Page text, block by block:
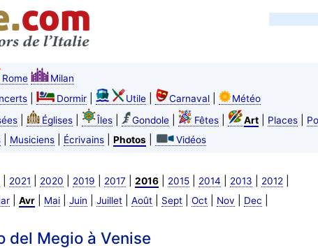
Rome
Milan
| Dormir| Utile| Carnaval|
Météo
| Églises| Îles| Gondole| Fêtes| Art| Places|
| Musiciens| Écrivains| Photos| Vidéos
2021 2020 2019 2017 2016| 2015| 2014 2013 2012
| Avr| Mai| Juin Juillet| Août| Sept| Oct| Nov Dec
del Megio à Venise